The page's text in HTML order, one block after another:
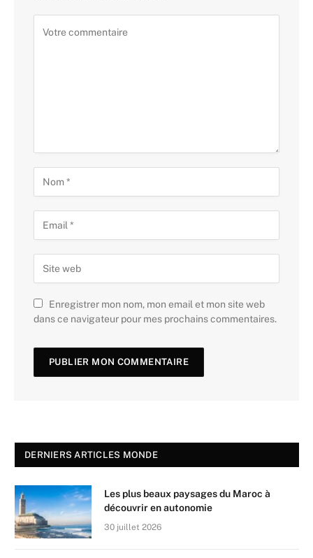
Enregistrer mon nom, mon email et mon site web
dans ce navigateur pour mes prochains commentaires.
DERNIERS ARTICLES MONDE
Les plus beaux paysages du Maroc à
découvrir en autonomie
30 juillet 2026